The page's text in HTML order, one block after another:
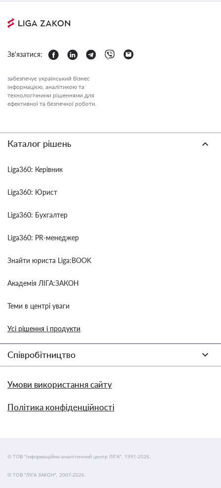
Зв'язатися:
забезпечує український бізнес
інформацією, аналітикою та
технологічними рішеннями для
ефективної та безпечної роботи.
Каталог рішень
Liga360: Керівник
Liga360: Юрист
Liga360: Бухгалтер
Liga360: PR-менеджер
Знайти юриста Liga:BOOK
Академія ЛІГА:ЗАКОН
Теми в центрі уваги
Усі рішення і продукти
Співробітництво
Умови використання сайту
Політика конфіденційності
© ТОВ "інформаційно-аналітичний центр ЛІГА", 1991-2026.
© ТОВ "ЛІГА ЗАКОН", 2007-2026.